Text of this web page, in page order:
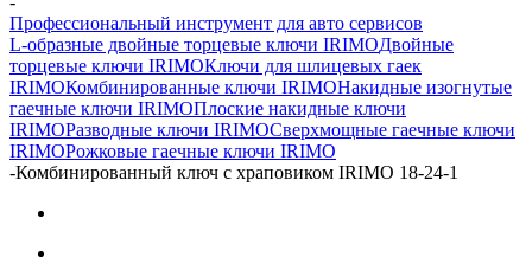
Профессиональный инструмент для авто сервисов
L-образные двойные торцевые ключи IRIMOДвойные
торцевые ключи IRIMOКлючи для шлицевых гаек
IRIMOКомбинированные ключи IRIMOНакидные изогнутые
гаечные ключи IRIMOПлоские накидные ключи
IRIMOРазводные ключи IRIMOСверхмощные гаечные ключи
IRIMOРожковые гаечные ключи IRIMO
-Комбинированный ключ с храповиком IRIMO 18-24-1